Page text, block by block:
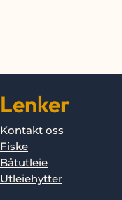
Lenker
Kontakt oss
Fiske
Båtutleie
Utleiehytter